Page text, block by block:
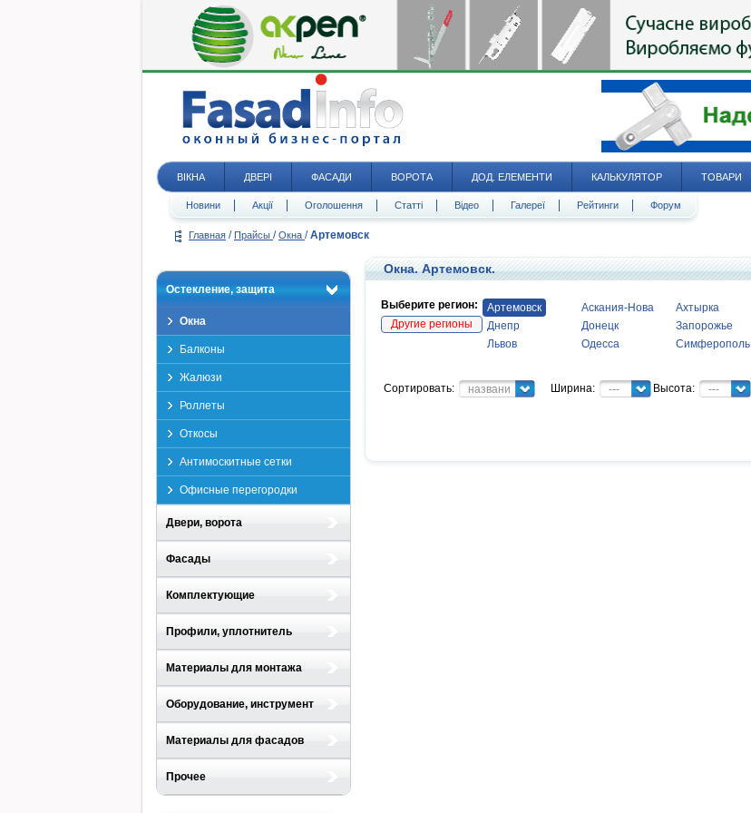
ВІКНА ДВЕРІ ФАСАДИ ВОРОТА ДОД. ЕЛЕМЕНТИ КАЛЬКУЛЯТОР ТОВАРИ
Новини Акції Оголошення Статті Відео Галереї Рейтинги Форум
Главная / Прайсы / Окна / Артемовск
Остекление, защита
Окна
Балконы
Жалюзи
Роллеты
Откосы
Антимоскитные сетки
Офисные перегородки
Двери, ворота
Фасады
Комплектующие
Профили, уплотнитель
Материалы для монтажа
Оборудование, инструмент
Материалы для фасадов
Прочее
Окна. Артемовск.
Выберите регион:
Другие регионы
Артемовск Аскания-Нова Ахтырка
Днепр
Донецк Запорожье
Львов
Одесса Симферополь
Сортировать: название Ширина: --- Высота: ---